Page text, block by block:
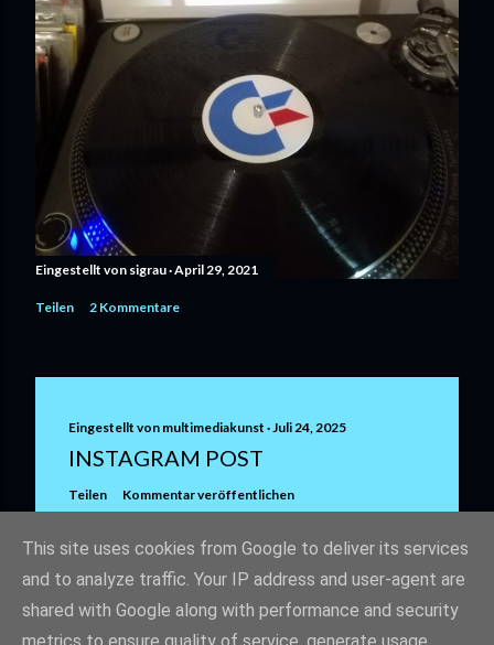
Eingestellt von sigrau April 29, 2021
Teilen 2 Kommentare
Eingestellt von multimediakunst Juli 24, 2025
INSTAGRAM POST
Teilen Kommentar veröffentlichen
This site uses cookies from Google to deliver its services
and to analyze traffic. Your IP address and user-agent are
shared with Google along with performance and security